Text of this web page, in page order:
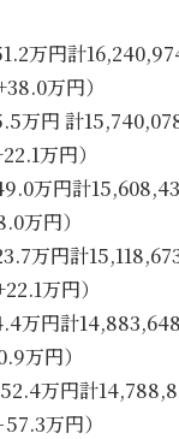
万円計
万円）
万円 計
万円）
万円計
万円）
万円計
万円）
万円計
万円）
万円計
万円）